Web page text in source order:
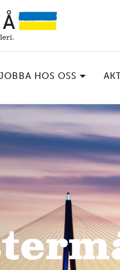
HOS OSS